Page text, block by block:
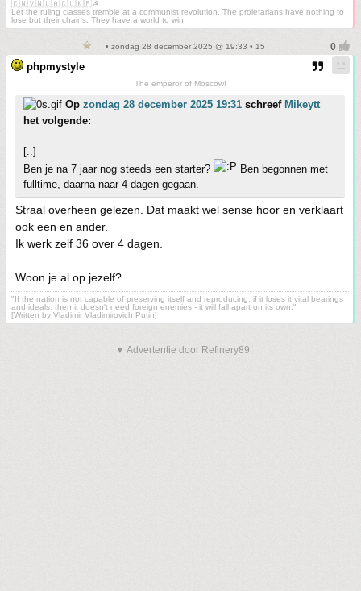
🇨🇳🇻🇳🇱🇦🇨🇺🇰🇵☭
Let the ruling classes tremble at a communist revolution. The proletarians have nothing to
lose but their chains. They have a world to win.
• zondag 28 december 2025 @ 19:33 • 15
phpmystyle
The emperor of Moscow!
Op zondag 28 december 2025 19:31 schreef Mikeytt
het volgende:
[..]
Ben je na 7 jaar nog steeds een starter?
Ben begonnen met
fulltime, daarna naar 4 dagen gegaan.
Straal overheen gelezen. Dat maakt wel sense hoor en verklaart
ook een en ander.
Ik werk zelf 36 over 4 dagen.
Woon je al op jezelf?
"If the nation is not capable of preserving itself and reproducing, if it loses it vital bearings
and ideals, then it doesn't need foreign enemies - it will fall apart on its own."
[Written by Vladimir Vladimirovich Putin]
▼ Advertentie door Refinery89